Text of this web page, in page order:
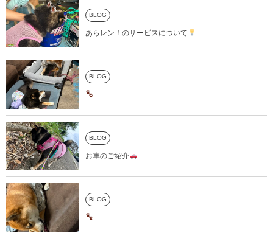
BLOG
あらレン！のサービスについて
BLOG
BLOG
お車のご紹介
BLOG